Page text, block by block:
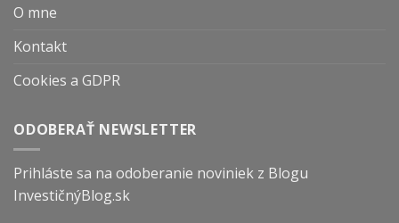
O mne
Kontakt
Cookies a GDPR
ODOBERAŤ NEWSLETTER
Prihláste sa na odoberanie noviniek z Blogu
InvestičnýBlog.sk